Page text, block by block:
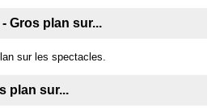
Gros plan sur...
sur les spectacles.
plan sur...